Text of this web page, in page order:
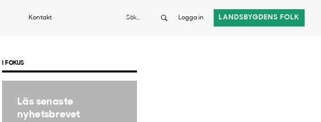
Kontakt Sök Logga in LANDSBYGDENS FOLK
I FOKUS
Läs senaste
nyhetsbrevet